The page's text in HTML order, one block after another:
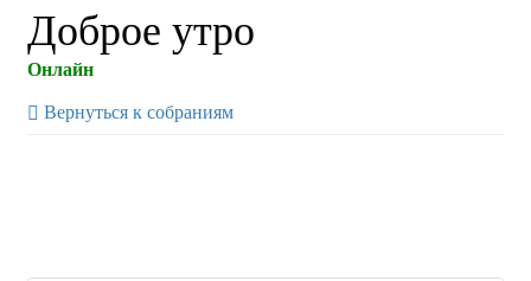
Доброе утро
Онлайн
Вернуться к собраниям